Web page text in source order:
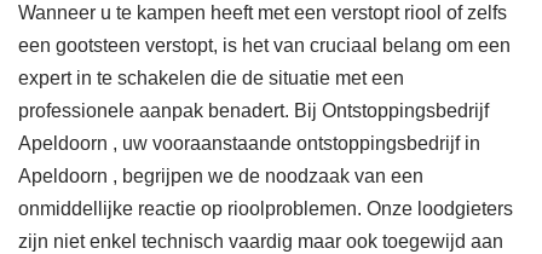
Wanneer u te kampen heeft met een verstopt riool of zelfs
een gootsteen verstopt, is het van cruciaal belang om een
expert in te schakelen die de situatie met een
professionele aanpak benadert. Bij Ontstoppingsbedrijf
Apeldoorn , uw vooraanstaande ontstoppingsbedrijf in
Apeldoorn , begrijpen we de noodzaak van een
onmiddellijke reactie op rioolproblemen. Onze loodgieters
zijn niet enkel technisch vaardig maar ook toegewijd aan